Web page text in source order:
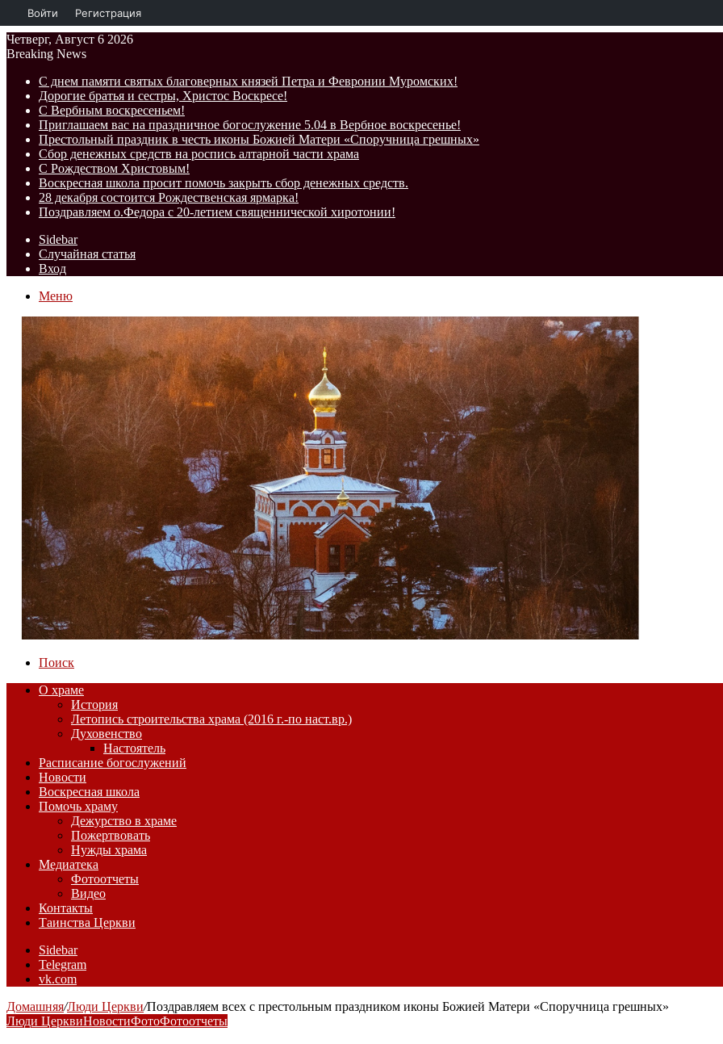
Четверг, Август 6 2026
Breaking News
С днем памяти святых благоверных князей Петра и Февронии Муромских!
Дорогие братья и сестры, Христос Воскресе!
С Вербным воскресеньем!
Приглашаем вас на праздничное богослужение 5.04 в Вербное воскресенье!
Престольный праздник в честь иконы Божией Матери «Споручница грешных»
Сбор денежных средств на роспись алтарной части храма
С Рождеством Христовым!
Воскресная школа просит помочь закрыть сбор денежных средств.
28 декабря состоится Рождественская ярмарка!
Поздравляем о.Федора с 20-летием священнической хиротонии!
Sidebar
Случайная статья
Вход
Меню
Поиск
О храме
История
Летопись строительства храма (2016 г.-по наст.вр.)
Духовенство
Настоятель
Расписание богослужений
Новости
Воскресная школа
Помочь храму
Дежурство в храме
Пожертвовать
Нужды храма
Медиатека
Фотоотчеты
Видео
Контакты
Таинства Церкви
Sidebar
Telegram
vk.com
Домашняя/Люди Церкви/Поздравляем всех с престольным праздником иконы Божией Матери «Споручница грешных»
Люди ЦерквиНовостиФотоФотоотчеты
Войти Регистрация